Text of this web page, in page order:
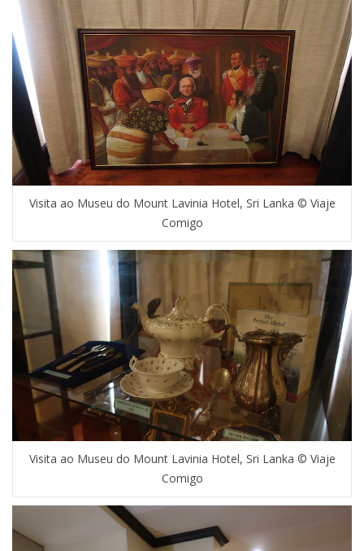
Visita ao Museu do Mount Lavinia Hotel, Sri Lanka © Viaje
Comigo
Visita ao Museu do Mount Lavinia Hotel, Sri Lanka © Viaje
Comigo